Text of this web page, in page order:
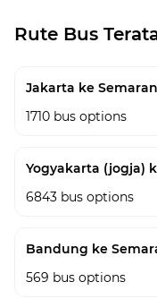
Rute Bus
Jakarta ke
1710 bus options
Yogyakarta (jogja)
6843 bus options
Bandung ke
569 bus options